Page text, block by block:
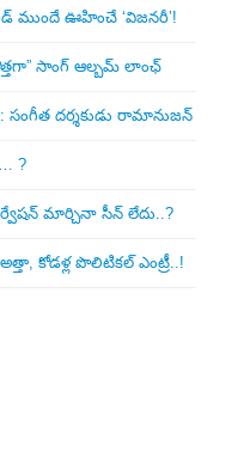
ముందే ఊహించే ‘విజనరీ’!
సాంగ్ ఆల్బమ్ లాంఛ్
సంగీత దర్శకుడు రామానుజన్
?
మార్చినా సీన్ లేదు..?
కోడ‌ళ్ల పొలిటికల్ ఎంట్రీ..!